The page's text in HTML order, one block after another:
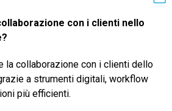
con i clienti nello
la collaborazione con i clienti dello
a strumenti digitali, workflow
più efficienti.